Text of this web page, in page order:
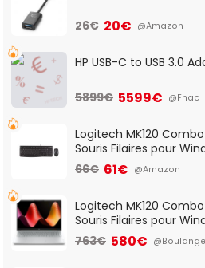
26€ 20€ @Amazon
HP USB-C to USB 3.0
5899€ 5599€ @Fnac
Logitech MK120
Souris Filaires pour
Optique Filaire,
And Play, Confortable,
QWERTY UK - Noir
66€ 61€ @Amazon
Logitech MK120
Souris Filaires pour
Optique Filaire,
And Play, Confortable,
763€ 580€